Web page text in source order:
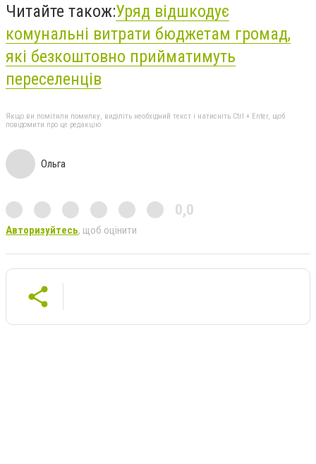
Читайте також:Уряд відшкодує
комунальні витрати бюджетам громад,
які безкоштовно прийматимуть
переселенців
Якщо ви помітили помилку, виділіть необхідний текст і натисніть Ctrl + Enter, щоб
повідомити про це редакцію
Ольга
0,0
Авторизуйтесь, щоб оцінити